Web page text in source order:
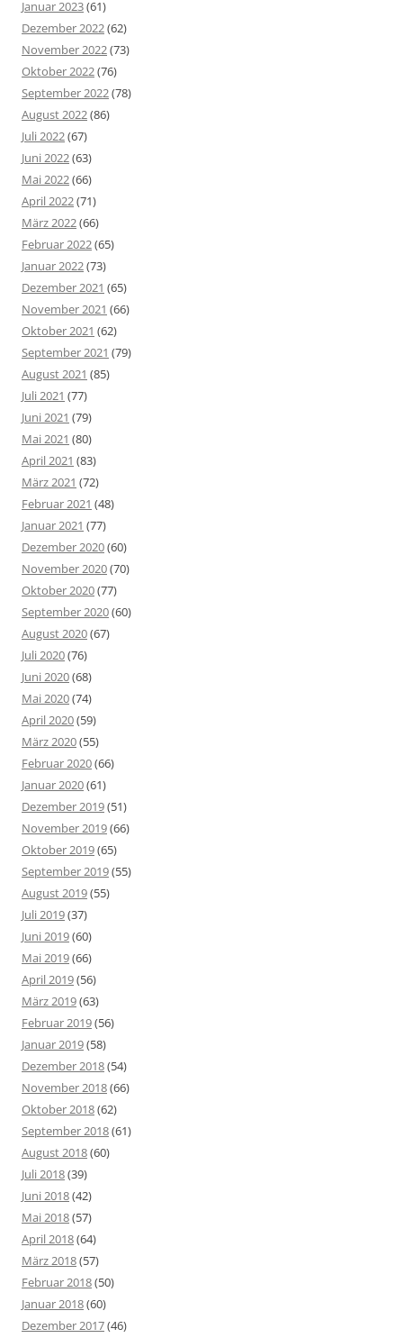
Januar 2023(61)
Dezember 2022(62)
November 2022(73)
Oktober 2022(76)
September 2022(78)
August 2022(86)
Juli 2022(67)
Juni 2022(63)
Mai 2022(66)
April 2022(71)
März 2022(66)
Februar 2022(65)
Januar 2022(73)
Dezember 2021 (65)
November 2021 (66)
Oktober 2021 (62)
September 2021 (79)
August 2021 (85)
Juli 2021 (77)
Juni 2021 (79)
Mai 2021 (80)
April 2021 (83)
März 2021 (72)
Februar 2021 (48)
Januar 2021 (77)
Dezember 2020(60)
November 2020(70)
Oktober 2020(77)
September 2020(60)
August 2020(67)
Juli 2020(76)
Juni 2020(68)
Mai 2020(74)
April 2020(59)
März 2020(55)
Februar 2020(66)
Januar 2020(61)
Dezember 2019(51)
November 2019(66)
Oktober 2019(65)
September 2019(55)
August 2019(55)
Juli 2019(37)
Juni 2019(60)
Mai 2019(66)
April 2019(56)
März 2019(63)
Februar 2019(56)
Januar 2019(58)
Dezember 2018(54)
November 2018(66)
Oktober 2018(62)
September 2018(61)
August 2018(60)
Juli 2018(39)
Juni 2018(42)
Mai 2018(57)
April 2018(64)
März 2018(57)
Februar 2018(50)
Januar 2018(60)
Dezember 2017(46)